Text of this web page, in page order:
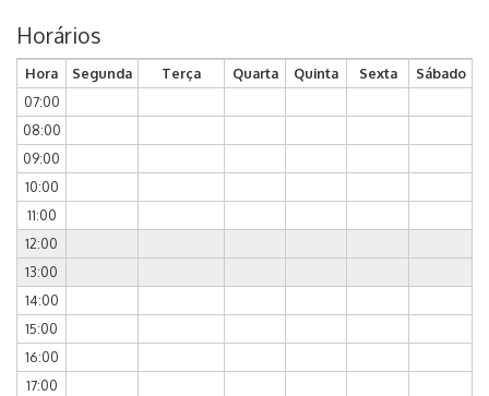
Horários
Hora Segunda Terça Quarta Quinta Sexta
Sábado
07:00
08:00
09:00
10:00
11:00
12:00
13:00
14:00
15:00
16:00
17:00